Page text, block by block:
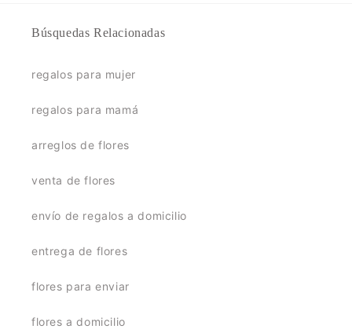
Búsquedas Relacionadas
regalos para mujer
regalos para mamá
arreglos de flores
venta de flores
envío de regalos a domicilio
entrega de flores
flores para enviar
flores a domicilio